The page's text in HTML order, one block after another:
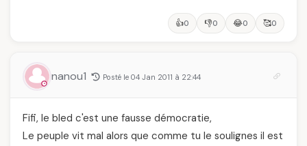
👍0 👎0 😂0 🥰0
nanou1 Posté le 04 Jan 2011 à 22:44
Fifi, le bled c'est une fausse démocratie,
Le peuple vit mal alors que comme tu le soulignes il est